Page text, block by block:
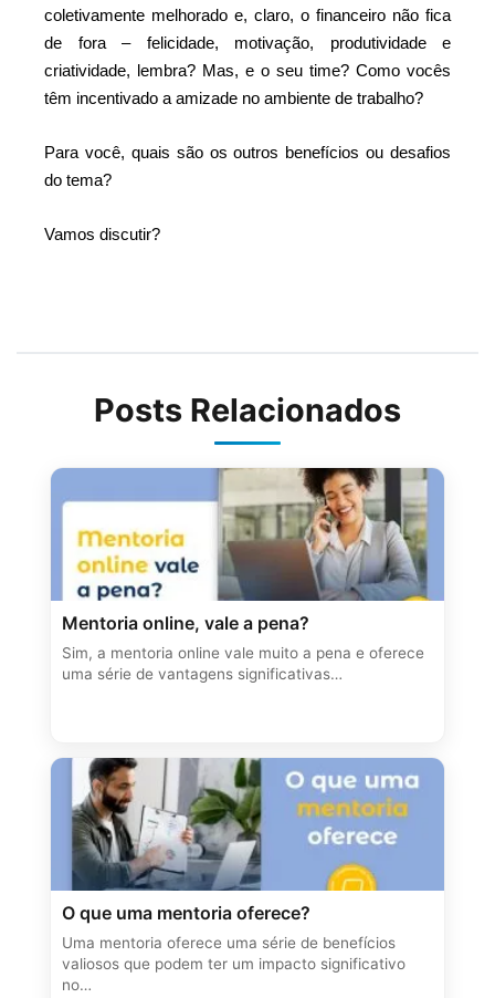
coletivamente melhorado e, claro, o financeiro não fica
de fora – felicidade, motivação, produtividade e
criatividade, lembra? Mas, e o seu time? Como vocês
têm incentivado a amizade no ambiente de trabalho?
Para você, quais são os outros benefícios ou desafios
do tema?
Vamos discutir?
Posts Relacionados
Mentoria online, vale a pena?
Sim, a mentoria online vale muito a pena e oferece
uma série de vantagens significativas…
O que uma mentoria oferece?
Uma mentoria oferece uma série de benefícios
valiosos que podem ter um impacto significativo
no…